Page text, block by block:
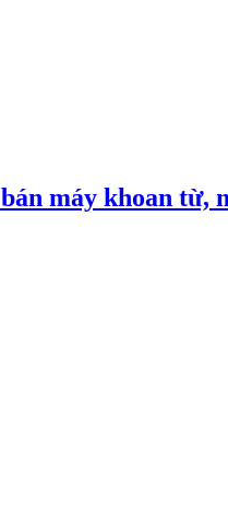
máy khoan từ,